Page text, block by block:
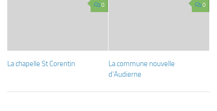
0
La chapelle St Corentin
0
La commune nouvelle
d’Audierne